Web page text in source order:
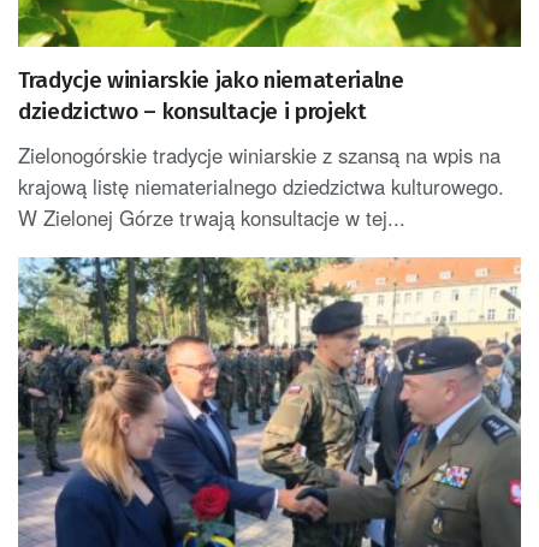
Tradycje winiarskie jako niematerialne
dziedzictwo – konsultacje i projekt
Zielonogórskie tradycje winiarskie z szansą na wpis na
krajową listę niematerialnego dziedzictwa kulturowego.
W Zielonej Górze trwają konsultacje w tej...